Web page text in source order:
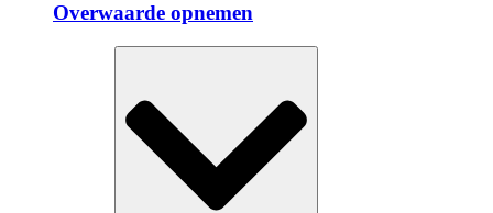
Overwaarde opnemen